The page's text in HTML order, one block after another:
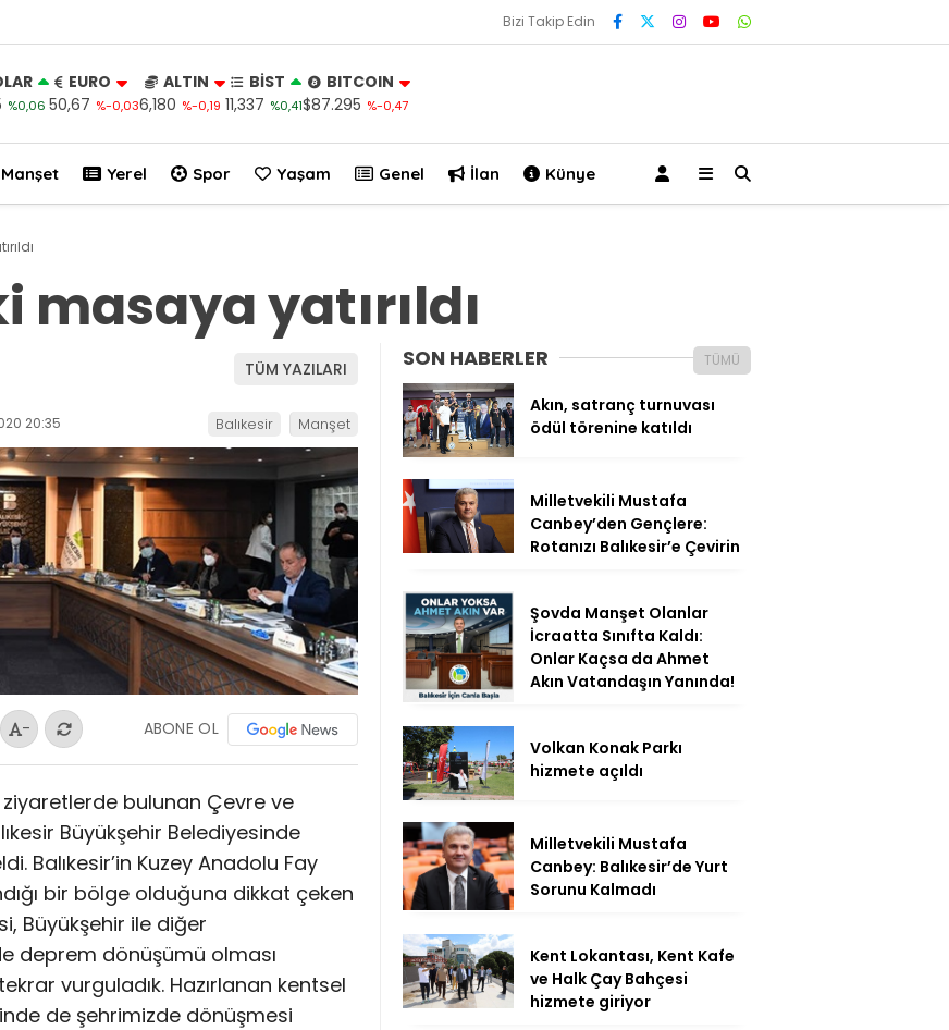
Bizi Takip Edin
%0,06
EURO
50,67 %-0,03
ALTIN
6,180 %-0,19
BİST
11,337 %0,41
BITCOIN
$87.295 %-0,47
Manşet Yerel Spor Yaşam Genel İlan Künye
masaya yatırıldı
TÜM YAZILARI
20:35 Balıkesir Manşet
- ABONE OL
ziyaretlerde bulunan Çevre ve
Büyükşehir Belediyesinde
Balıkesir’in Kuzey Anadolu Fay
bir bölge olduğuna dikkat çeken
Büyükşehir ile diğer
deprem dönüşümü olması
vurguladık. Hazırlanan kentsel
de şehrimizde dönüşmesi
SON HABERLER TÜMÜ
Akın, satranç turnuvası
ödül törenine katıldı
Milletvekili Mustafa
Canbey’den Gençlere:
Rotanızı Balıkesir’e Çevirin
Şovda Manşet Olanlar
İcraatta Sınıfta Kaldı:
Onlar Kaçsa da Ahmet
Akın Vatandaşın Yanında!
Volkan Konak Parkı
hizmete açıldı
Milletvekili Mustafa
Canbey: Balıkesir’de Yurt
Sorunu Kalmadı
Kent Lokantası, Kent Kafe
ve Halk Çay Bahçesi
hizmete giriyor